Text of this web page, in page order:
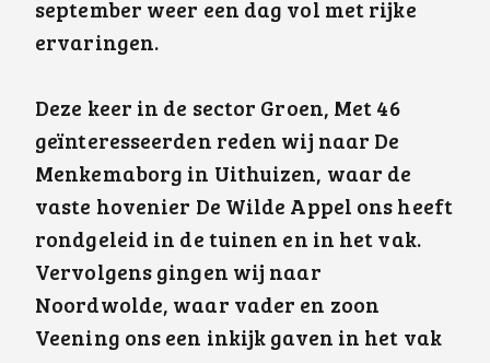
september weer een dag vol met rijke
ervaringen.
Deze keer in de sector Groen, Met 46
geïnteresseerden reden wij naar De
Menkemaborg in Uithuizen, waar de
vaste hovenier De Wilde Appel ons heeft
rondgeleid in de tuinen en in het vak.
Vervolgens gingen wij naar
Noordwolde, waar vader en zoon
Veening ons een inkijk gaven in het vak